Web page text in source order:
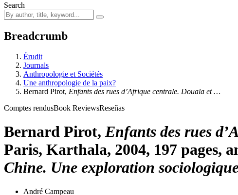
Search
Breadcrumb
Érudit
Journals
Anthropologie et Sociétés
Une anthropologie de la paix?
Bernard Pirot, Enfants des rues d’Afrique centrale. Douala et …
Comptes rendusBook ReviewsReseñas
Bernard Pirot, Enfants des rues
Paris, Karthala, 2004, 197 pages,
Chine. Une exploration
André Campeau